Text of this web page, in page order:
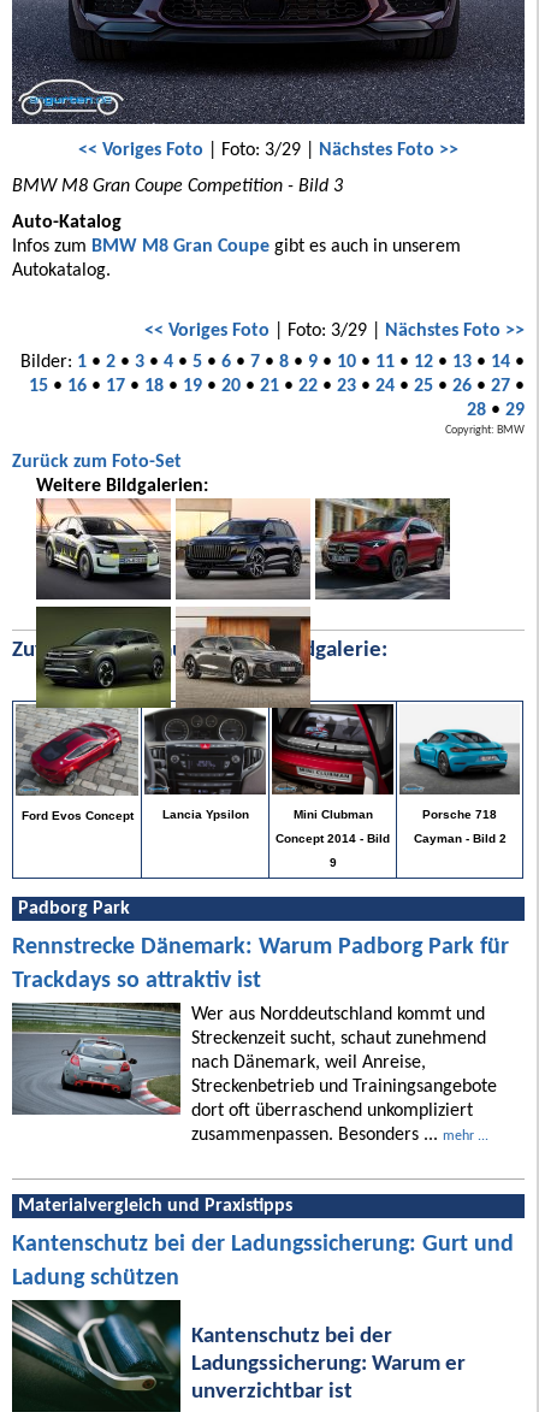
<< Voriges Foto | Foto: 3/29 | Nächstes Foto >>
BMW M8 Gran Coupe Competition - Bild 3
Auto-Katalog
Infos zum BMW M8 Gran Coupe gibt es auch in unserem
Autokatalog.
<< Voriges Foto | Foto: 3/29 | Nächstes Foto >>
Bilder: 1• 2• 3• 4• 5• 6• 7• 8• 9• 10• 11• 12• 13• 14•
15• 16• 17• 18• 19• 20• 21• 22• 23• 24• 25• 26• 27•
28• 29
Copyright: BMW
Zurück zum Foto-Set
Weitere Bildgalerien:
Zufällige Bilder aus unserer Bildgalerie:
Ford Evos Concept Lancia Ypsilon
Mini Clubman
Concept 2014 - Bild
9
Porsche 718
Cayman - Bild 2
Padborg Park
Rennstrecke Dänemark: Warum Padborg Park für
Trackdays so attraktiv ist
Wer aus Norddeutschland kommt und
Streckenzeit sucht, schaut zunehmend
nach Dänemark, weil Anreise,
Streckenbetrieb und Trainingsangebote
dort oft überraschend unkompliziert
zusammenpassen. Besonders ... mehr ...
Materialvergleich und Praxistipps
Kantenschutz bei der Ladungssicherung: Gurt und
Ladung schützen
Kantenschutz bei der
Ladungssicherung: Warum er
unverzichtbar ist